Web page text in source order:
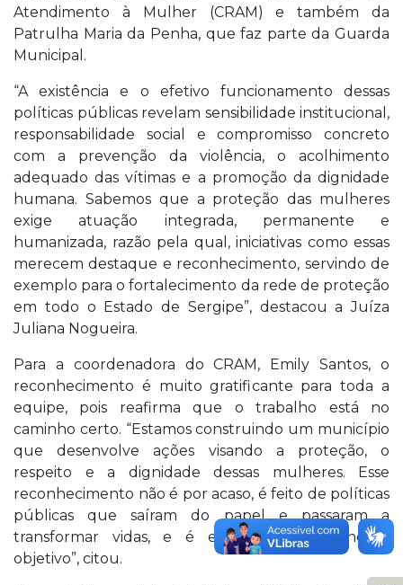
Atendimento à Mulher (CRAM) e também da
Patrulha Maria da Penha, que faz parte da Guarda
Municipal.
“A existência e o efetivo funcionamento dessas
políticas públicas revelam sensibilidade institucional,
responsabilidade social e compromisso concreto
com a prevenção da violência, o acolhimento
adequado das vítimas e a promoção da dignidade
humana. Sabemos que a proteção das mulheres
exige atuação integrada, permanente e
humanizada, razão pela qual, iniciativas como essas
merecem destaque e reconhecimento, servindo de
exemplo para o fortalecimento da rede de proteção
em todo o Estado de Sergipe”, destacou a Juíza
Juliana Nogueira.
Para a coordenadora do CRAM, Emily Santos, o
reconhecimento é muito gratificante para toda a
equipe, pois reafirma que o trabalho está no
caminho certo. “Estamos construindo um município
que desenvolve ações visando a proteção, o
respeito e a dignidade dessas mulheres. Esse
reconhecimento não é por acaso, é feito de políticas
públicas que saíram do papel e passaram a
transformar vidas, e é esse o nosso principal
objetivo”, citou.